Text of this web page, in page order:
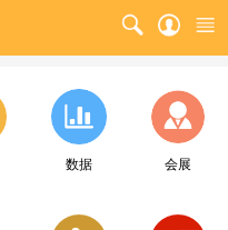
数据 会展